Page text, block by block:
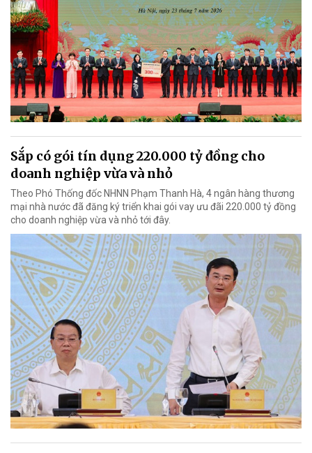
Sắp có gói tín dụng 220.000 tỷ đồng cho
doanh nghiệp vừa và nhỏ
Theo Phó Thống đốc NHNN Phạm Thanh Hà, 4 ngân hàng thương
mại nhà nước đã đăng ký triển khai gói vay ưu đãi 220.000 tỷ đồng
cho doanh nghiệp vừa và nhỏ tới đây.